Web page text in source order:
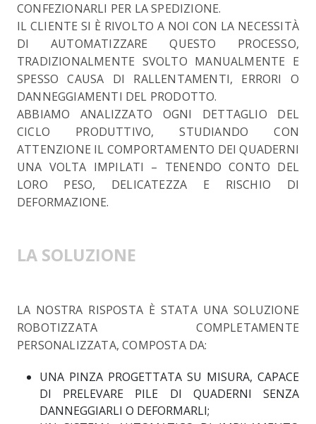
CONFEZIONARLI PER LA SPEDIZIONE.
IL CLIENTE SI È RIVOLTO A NOI CON LA NECESSITÀ
DI AUTOMATIZZARE QUESTO PROCESSO,
TRADIZIONALMENTE SVOLTO MANUALMENTE E
SPESSO CAUSA DI RALLENTAMENTI, ERRORI O
DANNEGGIAMENTI DEL PRODOTTO.
ABBIAMO ANALIZZATO OGNI DETTAGLIO DEL
CICLO PRODUTTIVO, STUDIANDO CON
ATTENZIONE IL COMPORTAMENTO DEI QUADERNI
UNA VOLTA IMPILATI – TENENDO CONTO DEL
LORO PESO, DELICATEZZA E RISCHIO DI
DEFORMAZIONE.
LA SOLUZIONE
LA NOSTRA RISPOSTA È STATA UNA SOLUZIONE
ROBOTIZZATA COMPLETAMENTE
PERSONALIZZATA, COMPOSTA DA:
UNA PINZA PROGETTATA SU MISURA, CAPACE
DI PRELEVARE PILE DI QUADERNI SENZA
DANNEGGIARLI O DEFORMARLI;